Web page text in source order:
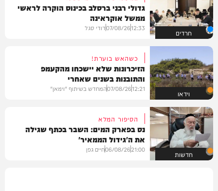
חרדים
גדולי רבני ברסלב בכינוס הוקרה לראשי
ממשל אוקראינה
12:33
07/08/26דודי סגל
וידאו
כשהאש בוערת!
הזיכרונות שלא יישכחו מהקעמפ
והתובנות בשנים שאחרי
12:21
07/08/26המחדש בשיתוף "וימאן"
חדשות
הסיפור המלא
נס בפארק המים: השבר בכתף שגילה
את ה'גידול הממאיר'
21:00
06/08/26חיים גפן